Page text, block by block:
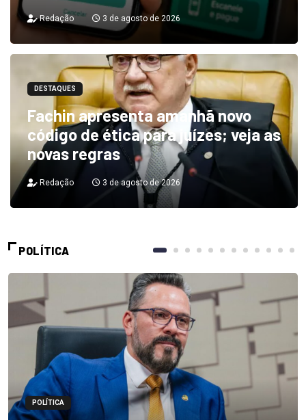
Redação 3 de agosto de 2026
DESTAQUES
Fachin apresenta amanhã novo
código de ética para juízes; veja as
novas regras
Redação 3 de agosto de 2026
POLÍTICA
POLÍTICA